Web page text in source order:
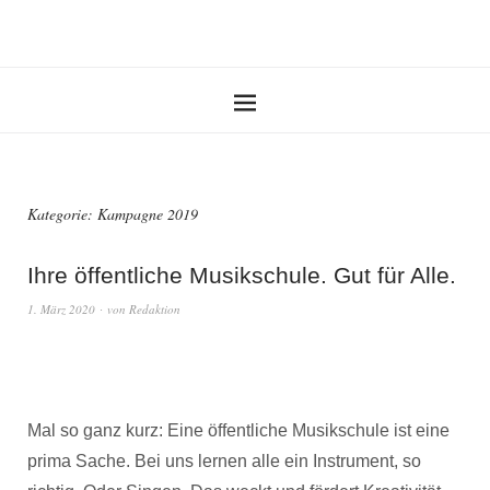
Kategorie: Kampagne 2019
Ihre öffentliche Musikschule. Gut für Alle.
1. März 2020 von Redaktion
Mal so ganz kurz: Eine öffentliche Musikschule ist eine
prima Sache. Bei uns lernen alle ein Instrument, so